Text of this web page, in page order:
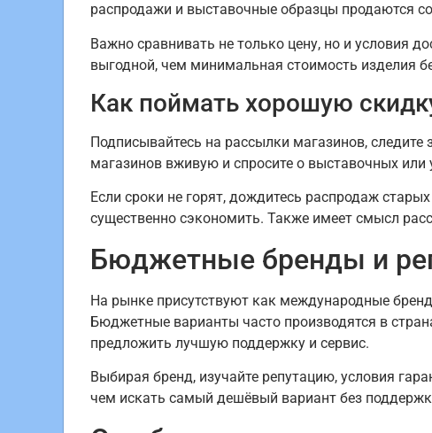
распродажи и выставочные образцы продаются
Важно сравнивать не только цену, но и условия
выгодной, чем минимальная стоимость изделия
Как поймать хорошую
Подписывайтесь на рассылки магазинов,
магазинов вживую и спросите о выставочных
Если сроки не горят, дождитесь распродаж
существенно сэкономить. Также имеет смысл
Бюджетные бренды и
На рынке присутствуют как международные
Бюджетные варианты часто производятся в
предложить лучшую поддержку и сервис.
Выбирая бренд, изучайте репутацию, условия
чем искать самый дешёвый вариант без